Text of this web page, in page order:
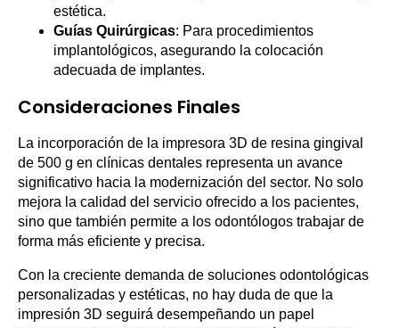
estética.
Guías Quirúrgicas: Para procedimientos
implantológicos, asegurando la colocación
adecuada de implantes.
Consideraciones Finales
La incorporación de la impresora 3D de resina gingival
de 500 g en clínicas dentales representa un avance
significativo hacia la modernización del sector. No solo
mejora la calidad del servicio ofrecido a los pacientes,
sino que también permite a los odontólogos trabajar de
forma más eficiente y precisa.
Con la creciente demanda de soluciones odontológicas
personalizadas y estéticas, no hay duda de que la
impresión 3D seguirá desempeñando un papel